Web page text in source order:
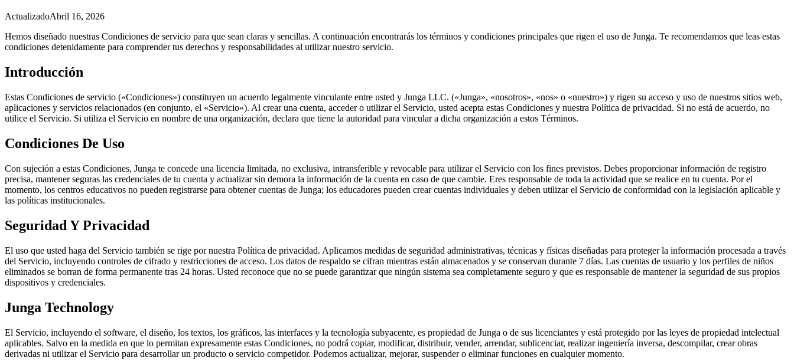
ActualizadoAbril 16, 2026
Hemos diseñado nuestras Condiciones de servicio para que sean claras y sencillas. A continuación encontrarás los términos y condiciones principales que rigen el uso de Junga. Te recomendamos que leas estas
condiciones detenidamente para comprender tus derechos y responsabilidades al utilizar nuestro servicio.
Introducción
Estas Condiciones de servicio («Condiciones») constituyen un acuerdo legalmente vinculante entre usted y Junga LLC. («Junga», «nosotros», «nos» o «nuestro») y rigen su acceso y uso de nuestros sitios web,
aplicaciones y servicios relacionados (en conjunto, el «Servicio»). Al crear una cuenta, acceder o utilizar el Servicio, usted acepta estas Condiciones y nuestra Política de privacidad. Si no está de acuerdo, no
utilice el Servicio. Si utiliza el Servicio en nombre de una organización, declara que tiene la autoridad para vincular a dicha organización a estos Términos.
Condiciones De Uso
Con sujeción a estas Condiciones, Junga te concede una licencia limitada, no exclusiva, intransferible y revocable para utilizar el Servicio con los fines previstos. Debes proporcionar información de registro
precisa, mantener seguras las credenciales de tu cuenta y actualizar sin demora la información de la cuenta en caso de que cambie. Eres responsable de toda la actividad que se realice en tu cuenta. Por el
momento, los centros educativos no pueden registrarse para obtener cuentas de Junga; los educadores pueden crear cuentas individuales y deben utilizar el Servicio de conformidad con la legislación aplicable y
las políticas institucionales.
Seguridad Y Privacidad
El uso que usted haga del Servicio también se rige por nuestra Política de privacidad. Aplicamos medidas de seguridad administrativas, técnicas y físicas diseñadas para proteger la información procesada a través
del Servicio, incluyendo controles de cifrado y restricciones de acceso. Los datos de respaldo se cifran mientras están almacenados y se conservan durante 7 días. Las cuentas de usuario y los perfiles de niños
eliminados se borran de forma permanente tras 24 horas. Usted reconoce que no se puede garantizar que ningún sistema sea completamente seguro y que es responsable de mantener la seguridad de sus propios
dispositivos y credenciales.
Junga Technology
El Servicio, incluyendo el software, el diseño, los textos, los gráficos, las interfaces y la tecnología subyacente, es propiedad de Junga o de sus licenciantes y está protegido por las leyes de propiedad intelectual
aplicables. Salvo en la medida en que lo permitan expresamente estas Condiciones, no podrá copiar, modificar, distribuir, vender, arrendar, sublicenciar, realizar ingeniería inversa, descompilar, crear obras
derivadas ni utilizar el Servicio para desarrollar un producto o servicio competidor. Podemos actualizar, mejorar, suspender o eliminar funciones en cualquier momento.